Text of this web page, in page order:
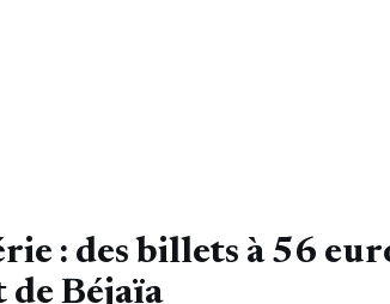
: des billets à 56
Béjaïa